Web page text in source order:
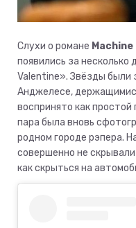
Слухи о романе Machine
появились за
Valentine». Звёзды были
Анджелесе,
воспринято как
пара была вновь
родном городе рэпера.
совершенно не
как скрыться на